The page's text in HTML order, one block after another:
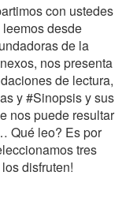
con ustedes
desde
de la
nos presenta
de lectura,
y #Sinopsis y sus
nos puede resultar
Qué leo? Es por
tres
disfruten!